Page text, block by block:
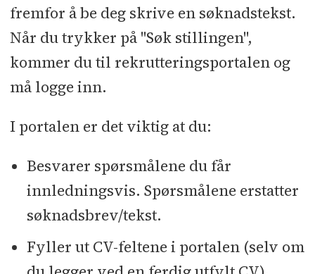
fremfor å be deg skrive en søknadstekst.
Når du trykker på "Søk stillingen",
kommer du til rekrutteringsportalen og
må logge inn.
I portalen er det viktig at du:
Besvarer spørsmålene du får
innledningsvis. Spørsmålene erstatter
søknadsbrev/tekst.
Fyller ut CV-feltene i portalen (selv om